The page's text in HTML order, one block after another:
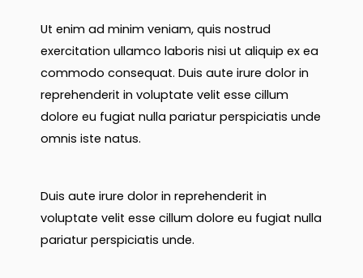
Ut enim ad minim veniam, quis nostrud
exercitation ullamco laboris nisi ut aliquip ex ea
commodo consequat. Duis aute irure dolor in
reprehenderit in voluptate velit esse cillum
dolore eu fugiat nulla pariatur perspiciatis unde
omnis iste natus.
Duis aute irure dolor in reprehenderit in
voluptate velit esse cillum dolore eu fugiat nulla
pariatur perspiciatis unde.